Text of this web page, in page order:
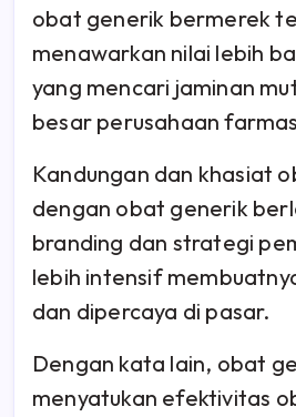
obat generik bermerek
menawarkan nilai lebih
yang mencari jaminan
besar perusahaan
Kandungan dan khasiat
dengan obat generik
branding dan strategi
lebih intensif
dan dipercaya di pasar.
Dengan kata lain, obat
menyatukan efektivitas